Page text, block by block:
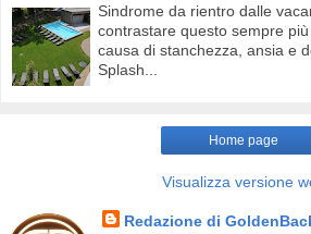
Sindrome da rientro dalle
contrastare questo sempre
causa di stanchezza, ansia e
Splash...
Home page
Visualizza versione
Redazione di